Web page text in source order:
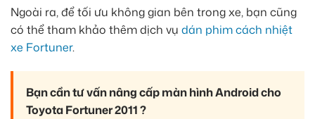
Ngoài ra, để tối ưu không gian bên trong xe, bạn cũng
có thể tham khảo thêm dịch vụ dán phim cách nhiệt
xe Fortuner.
Bạn cần tư vấn nâng cấp màn hình Android cho
Toyota Fortuner 2011 ?